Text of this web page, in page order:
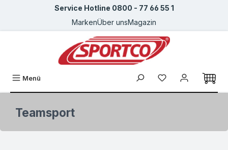
Zum Hauptinhalt springenService Hotline 0800 - 77 66 55 1
MarkenÜber unsMagazin
Menü Du hast 0
Teamsport